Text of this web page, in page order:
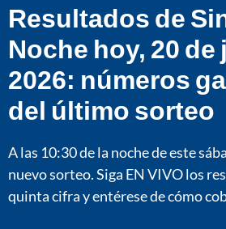
Resultados de
Noche hoy, 20 de
2026: números
del último sorteo
A las 10:30 de la noche de este
nuevo sorteo. Siga EN VIVO los
quinta cifra y entérese de cómo